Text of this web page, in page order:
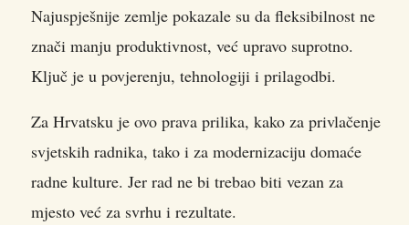
Najuspješnije zemlje pokazale su da fleksibilnost ne
znači manju produktivnost, već upravo suprotno.
Ključ je u povjerenju, tehnologiji i prilagodbi.
Za Hrvatsku je ovo prava prilika, kako za privlačenje
svjetskih radnika, tako i za modernizaciju domaće
radne kulture. Jer rad ne bi trebao biti vezan za
mjesto već za svrhu i rezultate.